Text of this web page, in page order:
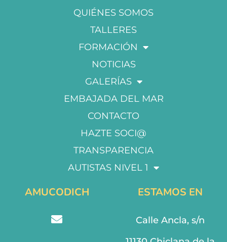
QUIÉNES SOMOS
TALLERES
FORMACIÓN
NOTICIAS
GALERÍAS
EMBAJADA DEL MAR
CONTACTO
HAZTE SOCI@
TRANSPARENCIA
AUTISTAS NIVEL 1
AMUCODICH ESTAMOS EN
Calle Ancla, s/n